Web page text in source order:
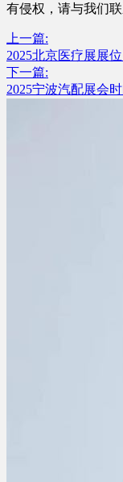
有侵权，请与我们
上一篇:
2025北京医疗展展
下一篇:
2025宁波汽配展会